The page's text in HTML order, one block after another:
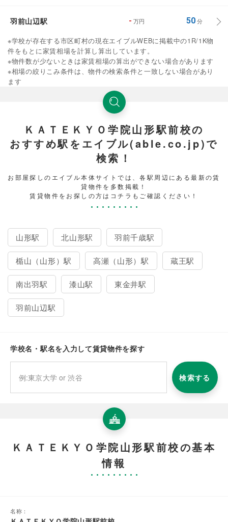
羽前山辺駅 - 万円 50分
※学校が存在する市区町村の現在エイブルWEBに掲載中の1R/1K物
件をもとに家賃相場を計算し算出しています。
※物件数が少ないときは家賃相場の算出ができない場合があります
※相場の絞りこみ条件は、物件の検索条件と一致しない場合があり
ます
ＫＡＴＥＫＹＯ学院山形駅前校の
おすすめ駅をエイブル(able.co.jp)で
検索！
お部屋探しのエイブル本体サイトでは、各駅周辺にある最新の賃
貸物件を多数掲載！
賃貸物件をお探しの方はコチラもご確認ください！
山形駅 北山形駅 羽前千歳駅
楯山（山形）駅 高瀬（山形）駅 蔵王駅
南出羽駅 漆山駅 東金井駅
羽前山辺駅
学校名・駅名を入力して賃貸物件を探す
検索する
ＫＡＴＥＫＹＯ学院山形駅前校の基本
情報
名称：